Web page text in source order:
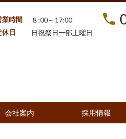
業時間
８:00～17:00
休日
日祝祭日一部土曜日
会社案内 採用情報